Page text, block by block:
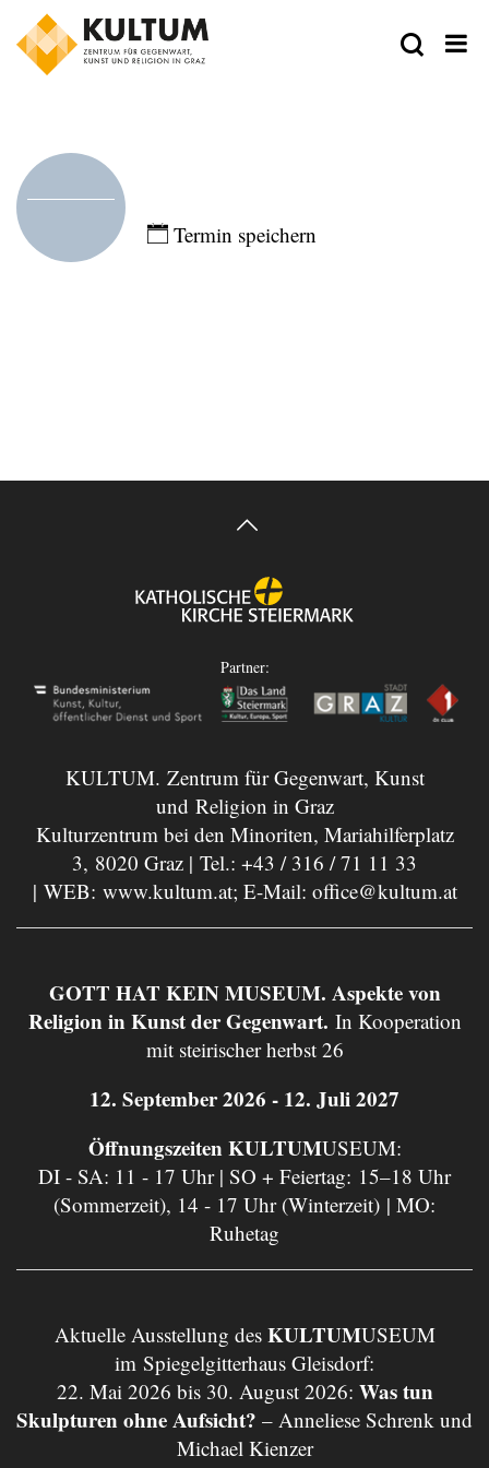
Termin speichern
Partner:
KULTUM. Zentrum für Gegenwart, Kunst
und Religion in Graz
Kulturzentrum bei den Minoriten, Mariahilferplatz
3, 8020 Graz | Tel.: +43 / 316 / 71 11 33
| WEB: www.kultum.at; E-Mail: office@kultum.at
GOTT HAT KEIN MUSEUM. Aspekte von
Religion in Kunst der Gegenwart. In Kooperation
mit steirischer herbst 26
12. September 2026 - 12. Juli 2027
Öffnungszeiten KULTUMUSEUM:
DI - SA: 11 - 17 Uhr | SO + Feiertag: 15–18 Uhr
(Sommerzeit), 14 - 17 Uhr (Winterzeit) | MO:
Ruhetag
Aktuelle Ausstellung des KULTUMUSEUM
im Spiegelgitterhaus Gleisdorf:
22. Mai 2026 bis 30. August 2026: Was tun
Skulpturen ohne Aufsicht? – Anneliese Schrenk und
Michael Kienzer